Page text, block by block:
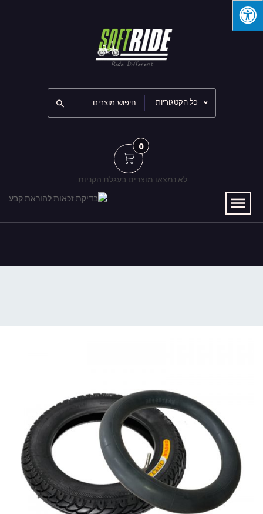
כל הקטגוריות
0
לא נמצאו מוצרים בעגלת הקניות.